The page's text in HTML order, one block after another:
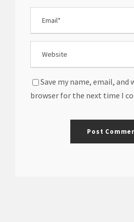
Save my name, email, and
browser for the next time I